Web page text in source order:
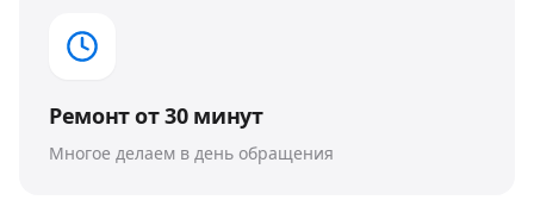
Ремонт от 30 минут
Многое делаем в день обращения